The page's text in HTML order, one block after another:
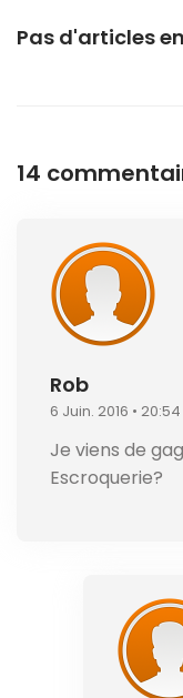
Pas d'articles
14
Rob
6 Juin. 2016 • 20:54
Je viens de
Escroquerie?